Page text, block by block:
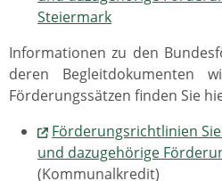
Steiermark
Informationen zu den
deren Begleitdokumenten
Förderungssätzen finden Sie
Förderungsrichtlinien
und dazugehörige
(Kommunalkredit)